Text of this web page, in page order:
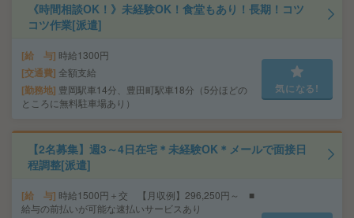
《時間相談OK！》未経験OK！食堂もあり！長期！コツ
コツ作業[派遣]
給 与 時給1300円
交通費 全額支給
勤務地 豊岡駅車14分、豊田町駅車18分（5分ほどの
ところに無料駐車場あり）
気になる!
【2名募集】週3～4日在宅＊未経験OK＊メールで面接日
程調整[派遣]
給 与 時給1500円＋交 【月収例】296,250円～ ■
給与の前払いが可能な速払いサービスあり